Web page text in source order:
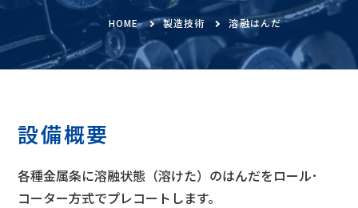
HOME 製造技術 溶融はんだ
設備概要
各種金属条に溶融状態（溶けた）のはんだをロール･
コーター方式でプレコートします。